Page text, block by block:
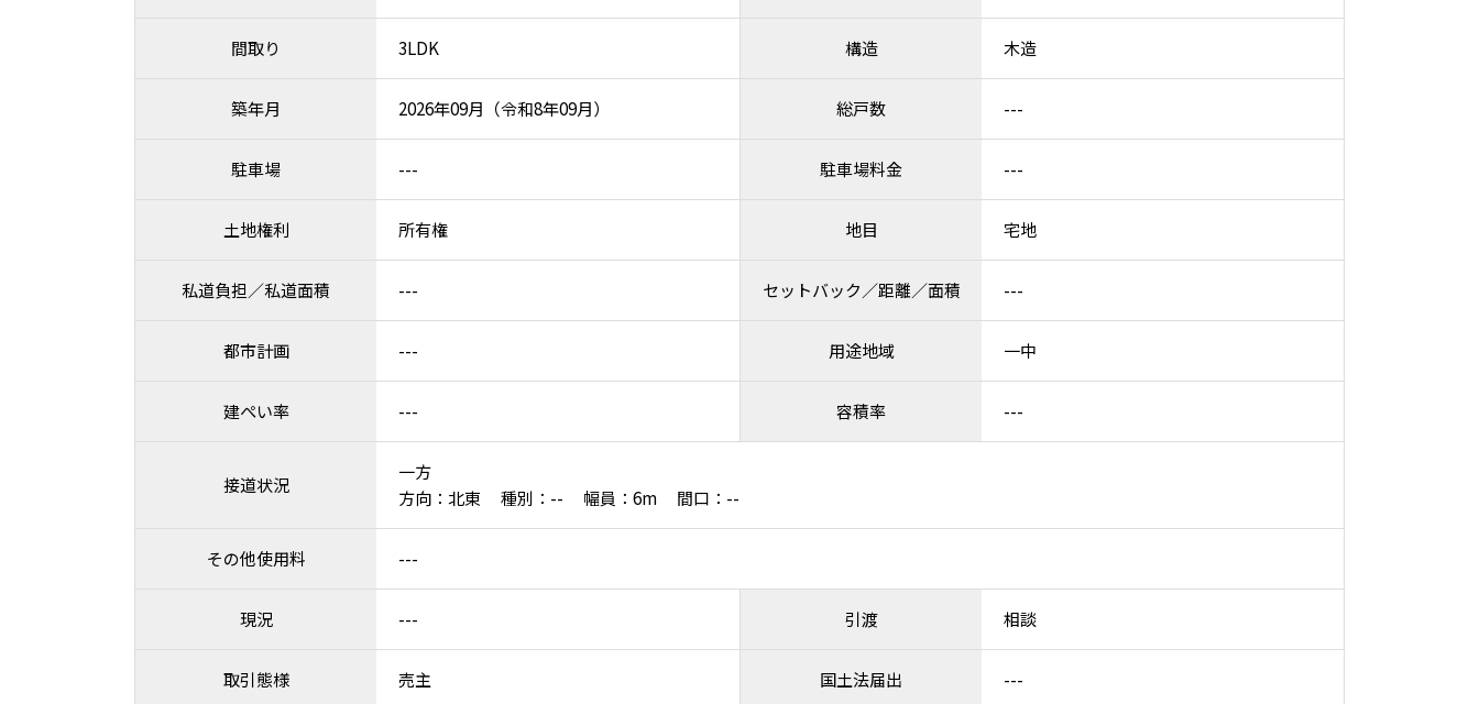
間取り 3LDK 構造 木造
築年月 2026年09月（令和8年09月） 総戸数 ---
駐車場 --- 駐車場料金 ---
土地権利 所有権 地目 宅地
私道負担／私道面積 --- セットバック／距離／面積 ---
都市計画 --- 用途地域 一中
建ぺい率 --- 容積率 ---
接道状況
一方
方向：北東 種別：-- 幅員：6m 間口：--
その他使用料 ---
現況 --- 引渡 相談
取引態様 売主 国土法届出 ---